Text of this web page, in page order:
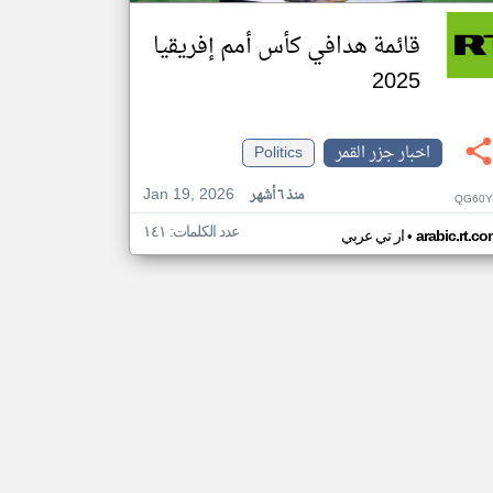
قائمة هدافي كأس أمم إفريقيا
2025
اخبار جزر القمر
Politics
Jan 19, 2026
منذ ٦ أشهر
ار تي عربي• عدد الكلمات: ١٤١